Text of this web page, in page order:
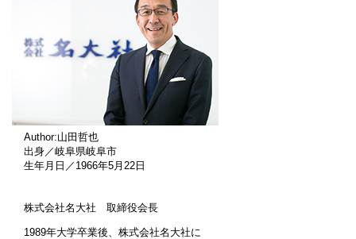
Author:山田哲也
出身／岐阜県岐阜市
生年月日／1966年5月22日
株式会社名大社 取締役会長
1989年大学卒業後、株式会社名大社に